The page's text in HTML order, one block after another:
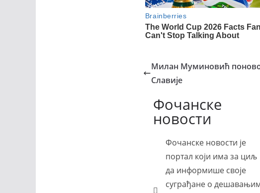
Милан Муминовић
Славије
Фочанске
новости
Фочанске новости је
портал који има за циљ
да информише своје
суграђане о